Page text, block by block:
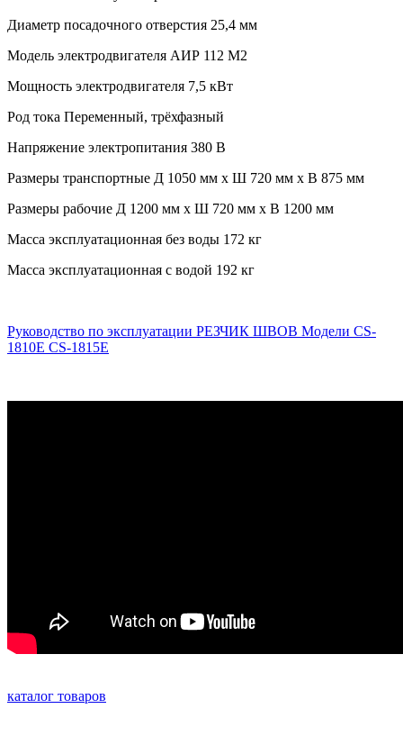
Диаметр посадочного отверстия 25,4 мм
Модель электродвигателя АИР 112 M2
Мощность электродвигателя 7,5 кВт
Род тока Переменный, трёхфазный
Напряжение электропитания 380 В
Размеры транспортные Д 1050 мм x Ш 720 мм x В 875 мм
Размеры рабочие Д 1200 мм x Ш 720 мм x В 1200 мм
Масса эксплуатационная без воды 172 кг
Масса эксплуатационная с водой 192 кг
Руководство по эксплуатации РЕЗЧИК ШВОВ Модели CS-
1810E CS-1815E
каталог товаров